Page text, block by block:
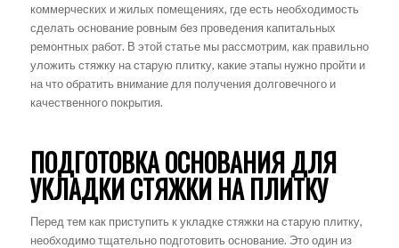
коммерческих и жилых помещениях, где есть необходимость
сделать основание ровным без проведения капитальных
ремонтных работ. В этой статье мы рассмотрим, как правильно
уложить стяжку на старую плитку, какие этапы нужно пройти и
на что обратить внимание для получения долговечного и
качественного покрытия.
ПОДГОТОВКА ОСНОВАНИЯ ДЛЯ
УКЛАДКИ СТЯЖКИ НА ПЛИТКУ
Перед тем как приступить к укладке стяжки на старую плитку,
необходимо тщательно подготовить основание. Это один из